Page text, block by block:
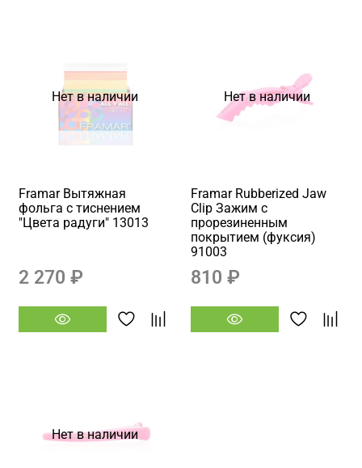
Нет в наличии
Framar Вытяжная
фольга с тиснением
"Цвета радуги" 13013
2 270 ₽
Нет в наличии
Framar Rubberized Jaw
Clip Зажим с
прорезиненным
покрытием (фуксия)
91003
810 ₽
Нет в наличии